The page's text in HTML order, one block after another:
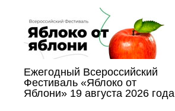
Ежегодный Всероссийский
Фестиваль «Яблоко от
Яблони» 19 августа 2026 года